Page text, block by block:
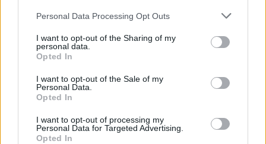
Personal Data Processing Opt Outs
I want to opt-out of the Sharing of my
personal data.
Opted In
I want to opt-out of the Sale of my
Personal Data.
Opted In
I want to opt-out of processing my
Personal Data for Targeted Advertising.
Opted In
ore: “Il governo è al lavoro, sta facendo uno studio
sull’impatto settore per settore. Vedrà la
settimana prossima i rappresentanti di tutte le
confrontare le nostre valutazioni con le valutazioni
che stanno facendo loro, ragionare insieme di
quale debbano essere le soluzioni. A livello
italiano, a livello europeo e in un dialogo che va